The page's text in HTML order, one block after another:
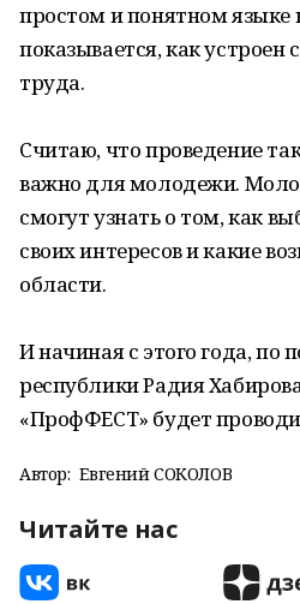
простом и понятном
показывается, как
труда.
Считаю, что проведение
важно для молодежи.
смогут узнать о том, как
своих интересов и какие
области.
И начиная с этого года, по
республики Радия
«ПрофФЕСТ» будет
Автор: Евгений СОКОЛОВ
Читайте нас